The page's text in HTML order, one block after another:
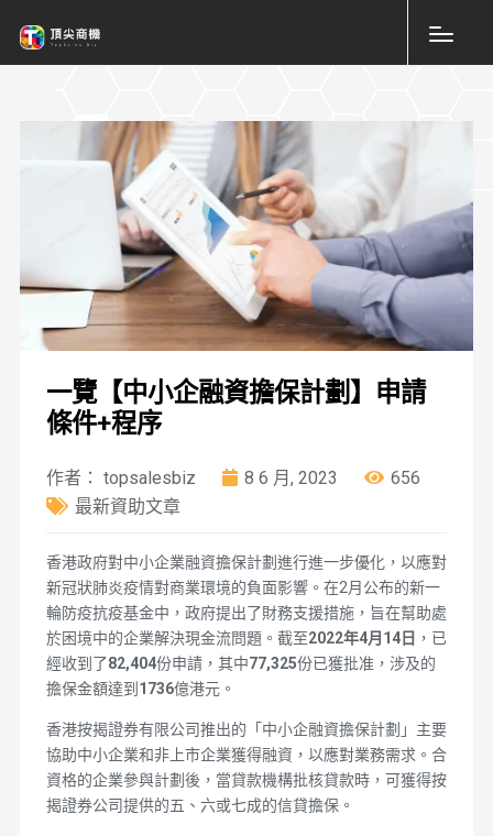
一覽【中小企融資擔保計劃】申請
條件+程序
作者： topsalesbiz 8 6 月, 2023
656
最新資助文章
香港政府對中小企業融資擔保計劃進行進一步優化，以應對
新冠狀肺炎疫情對商業環境的負面影響。在2月公布的新一
輪防疫抗疫基金中，政府提出了財務支援措施，旨在幫助處
於困境中的企業解決現金流問題。截至2022年4月14日 ，已
經收到了82,404份申請，其中77,325份已獲批准，涉及的
擔保金額達到 1736億港元。
香港按揭證券有限公司推出的「中小企融資擔保計劃」主要
協助中小企業和非上市企業獲得融資，以應對業務需求。合
資格的企業參與計劃後，當貸款機構批核貸款時，可獲得按
揭證券公司提供的五、六或七成的信貸擔保。